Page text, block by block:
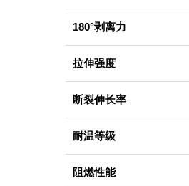
180°剥离力
拉伸强度
断裂伸长率
耐温等级
阻燃性能